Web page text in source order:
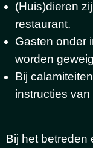
(Huis)dieren
restaurant.
Gasten onder
worden
Bij
instructies
Bij het betreden